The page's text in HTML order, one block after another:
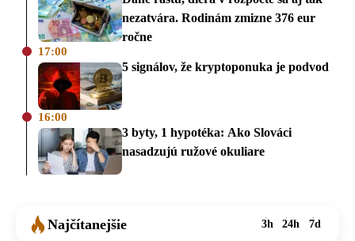
nezatvára. Rodinám zmizne 376 eur
ročne
17:00
5 signálov, že kryptoponuka je podvod
16:00
3 byty, 1 hypotéka: Ako Slováci
nasadzujú ružové okuliare
Najčítanejšie 3h 24h 7d